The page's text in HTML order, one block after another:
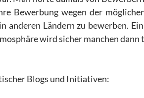
Bewerbung wegen der
anderen Ländern zu bewerben.
wird sicher manchen
Blogs und Initiativen: